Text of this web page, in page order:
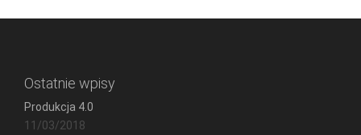
Ostatnie wpisy
Produkcja 4.0
11/03/2018